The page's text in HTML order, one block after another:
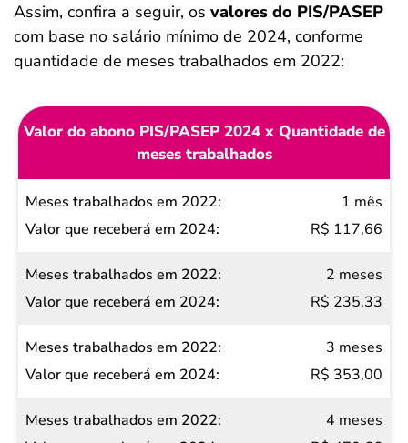
Assim, confira a seguir, os valores do PIS/PASEP
com base no salário mínimo de 2024, conforme
quantidade de meses trabalhados em 2022:
Valor do abono PIS/PASEP 2024 x Quantidade de
meses trabalhados
Meses
trabalhados
Valor
que
receberá
em 2024
1 mês
R$ 117,66
2 meses
R$ 235,33
3 meses
R$ 353,00
4 meses